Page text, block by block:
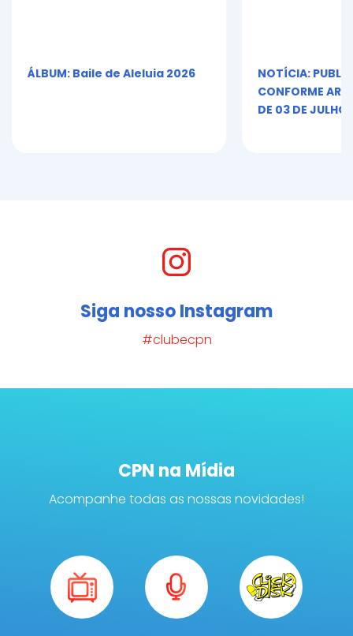
ÁLBUM: Baile de Aleluia 2026
NOTÍCIA:
CONFORME ART.
DE 03 DE JULHO
Siga nosso Instagram
#clubecpn
CPN na Mídia
Acompanhe todas as nossas novidades!